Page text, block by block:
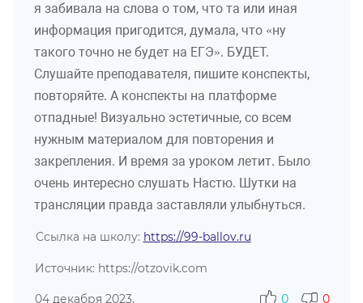
я забивала на слова о том, что та или иная
информация пригодится, думала, что «ну
такого точно не будет на ЕГЭ». БУДЕТ.
Слушайте преподавателя, пишите конспекты,
повторяйте. А конспекты на платформе
отпадные! Визуально эстетичные, со всем
нужным материалом для повторения и
закрепления. И время за уроком летит. Было
очень интересно слушать Настю. Шутки на
трансляции правда заставляли улыбнуться.
Ссылка на школу: https://99-ballov.ru
Источник: https://otzovik.com
04 декабря 2023,
0
0